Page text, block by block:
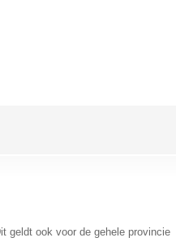
geldt ook voor de gehele provincie